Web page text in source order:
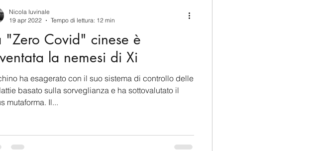
Nuova Zelanda Russia
Italia Australia Germania
"Zero Covid" cinese è
la nemesi di Xi
ha esagerato con il suo sistema di controllo delle
basato sulla sorveglianza e ha sottovalutato il
mutaforma. Il...
Nicola Iuvinale
19 apr 2022
Tempo di lettura: 12 min